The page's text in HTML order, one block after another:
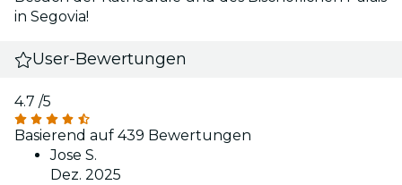
in Segovia!
User-Bewertungen
4.7 /5
Basierend auf 439 Bewertungen
Jose S.
Dez. 2025